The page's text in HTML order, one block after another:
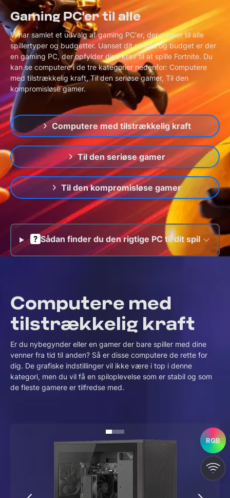
Gaming PC'er til alle
Vi har samlet et udvalg af gaming PC'er, der passer til alle
spillertyper og budgetter. Uanset dit niveau og budget er der
en gaming PC, der opfylder dine krav til at spille Fortnite. Du
kan se computere i de tre kategorier nedenfor: Computere
med tilstrækkelig kraft, Til den seriøse gamer, Til den
kompromisløse gamer.
Computere med tilstrækkelig kraft
Til den seriøse gamer
Til den kompromisløse gamer
Sådan finder du den rigtige PC til dit spil
Computere med
tilstrækkelig kraft
Er du nybegynder eller en gamer der bare spiller med dine
venner fra tid til anden? Så er disse computere de rette for
dig. De grafiske indstillinger vil ikke være i top i denne
kategori, men du vil få en spiloplevelse som er stabil og som
de fleste gamere er tilfredse med.
RGB
RGB